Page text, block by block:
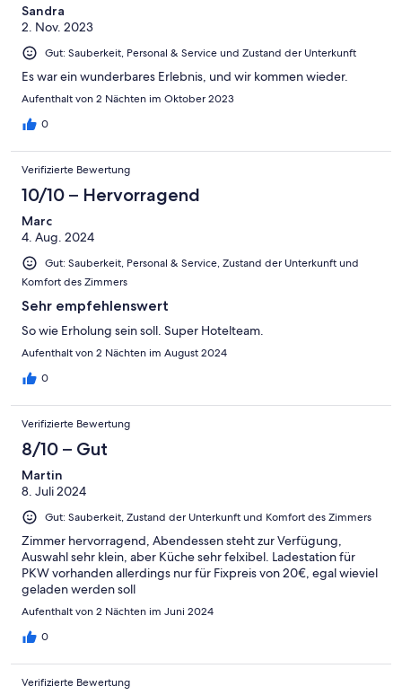
Schlecht
Ungenügend
Sandra
2. Nov. 2023
Gut: Sauberkeit, Personal & Service und Zustand der Unterkunft
Es war ein wunderbares Erlebnis, und wir kommen wieder.
Aufenthalt von 2 Nächten im Oktober 2023
0
Verifizierte Bewertung
10/10 – Hervorragend
Marc
4. Aug. 2024
Gut: Sauberkeit, Personal & Service, Zustand der Unterkunft und
Komfort des Zimmers
Sehr empfehlenswert
So wie Erholung sein soll. Super Hotelteam.
Aufenthalt von 2 Nächten im August 2024
0
Verifizierte Bewertung
8/10 – Gut
Martin
8. Juli 2024
Gut: Sauberkeit, Zustand der Unterkunft und Komfort des Zimmers
Zimmer hervorragend, Abendessen steht zur Verfügung,
Auswahl sehr klein, aber Küche sehr felxibel. Ladestation für
PKW vorhanden allerdings nur für Fixpreis von 20€, egal wieviel
geladen werden soll
Aufenthalt von 2 Nächten im Juni 2024
0
Verifizierte Bewertung